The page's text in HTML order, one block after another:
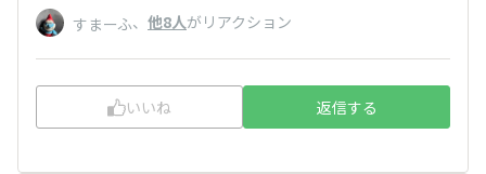
すまーふ、 他8人がリアクション
いいね 返信する